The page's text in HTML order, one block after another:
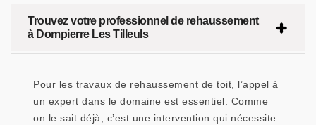
Trouvez votre professionnel de rehaussement
à Dompierre Les Tilleuls
Pour les travaux de rehaussement de toit, l’appel à
un expert dans le domaine est essentiel. Comme
on le sait déjà, c’est une intervention qui nécessite